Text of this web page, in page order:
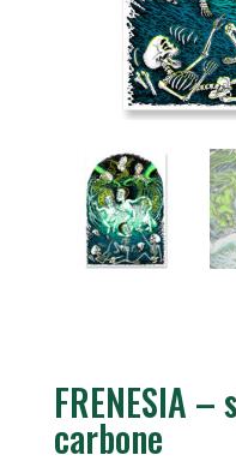
FRENESIA
carbone